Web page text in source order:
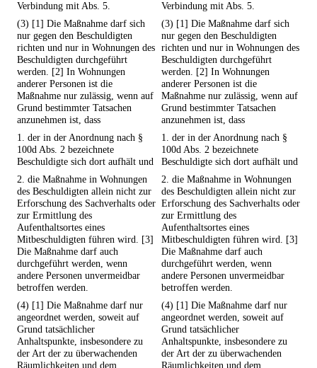
Verbindung mit Abs. 5.
Verbindung mit Abs. 5.
(3) [1] Die Maßnahme darf sich
nur gegen den Beschuldigten
richten und nur in Wohnungen des
Beschuldigten durchgeführt
werden. [2] In Wohnungen
anderer Personen ist die
Maßnahme nur zulässig, wenn auf
Grund bestimmter Tatsachen
anzunehmen ist, dass
(3) [1] Die Maßnahme darf sich
nur gegen den Beschuldigten
richten und nur in Wohnungen des
Beschuldigten durchgeführt
werden. [2] In Wohnungen
anderer Personen ist die
Maßnahme nur zulässig, wenn auf
Grund bestimmter Tatsachen
anzunehmen ist, dass
1. der in der Anordnung nach §
100d Abs. 2 bezeichnete
Beschuldigte sich dort aufhält und
1. der in der Anordnung nach §
100d Abs. 2 bezeichnete
Beschuldigte sich dort aufhält und
2. die Maßnahme in Wohnungen
des Beschuldigten allein nicht zur
Erforschung des Sachverhalts oder
zur Ermittlung des
Aufenthaltsortes eines
Mitbeschuldigten führen wird. [3]
Die Maßnahme darf auch
durchgeführt werden, wenn
andere Personen unvermeidbar
betroffen werden.
2. die Maßnahme in Wohnungen
des Beschuldigten allein nicht zur
Erforschung des Sachverhalts oder
zur Ermittlung des
Aufenthaltsortes eines
Mitbeschuldigten führen wird. [3]
Die Maßnahme darf auch
durchgeführt werden, wenn
andere Personen unvermeidbar
betroffen werden.
(4) [1] Die Maßnahme darf nur
angeordnet werden, soweit auf
Grund tatsächlicher
Anhaltspunkte, insbesondere zu
der Art der zu überwachenden
Räumlichkeiten und dem
(4) [1] Die Maßnahme darf nur
angeordnet werden, soweit auf
Grund tatsächlicher
Anhaltspunkte, insbesondere zu
der Art der zu überwachenden
Räumlichkeiten und dem